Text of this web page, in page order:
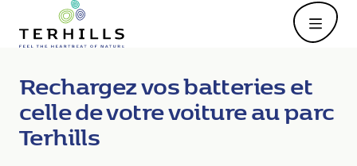
Rechargez vos batteries et
celle de votre voiture au parc
Terhills